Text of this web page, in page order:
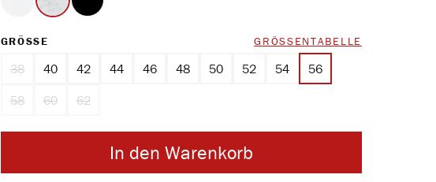
weiss Druck schwarz
GRÖSSE GRÖSSENTABELLE
38
(Diese Option ist zurzeit nicht verfügbar.)
40 42 44 46 48 50 52 54
56
58
(Diese Option ist zurzeit nicht verfügbar.)
60
(Diese Option ist zurzeit nicht verfügbar.)
62
(Diese Option ist zurzeit nicht verfügbar.)
In den Warenkorb